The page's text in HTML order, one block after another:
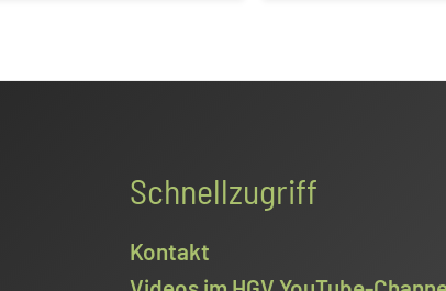
Schnellzugriff
Kontakt